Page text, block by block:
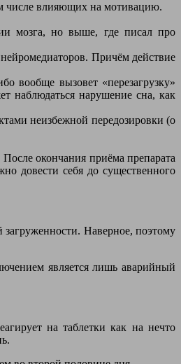
числе влияющих на мотивацию.
мозга, но выше, где писал про
Причём действие
вообще вызовет «перезагрузку»
наблюдаться нарушение сна, как
неизбежной передозировки (о
окончания приёма препарата
довести себя до существенного
Наверное, поэтому
является лишь аварийный
на таблетки как на нечто